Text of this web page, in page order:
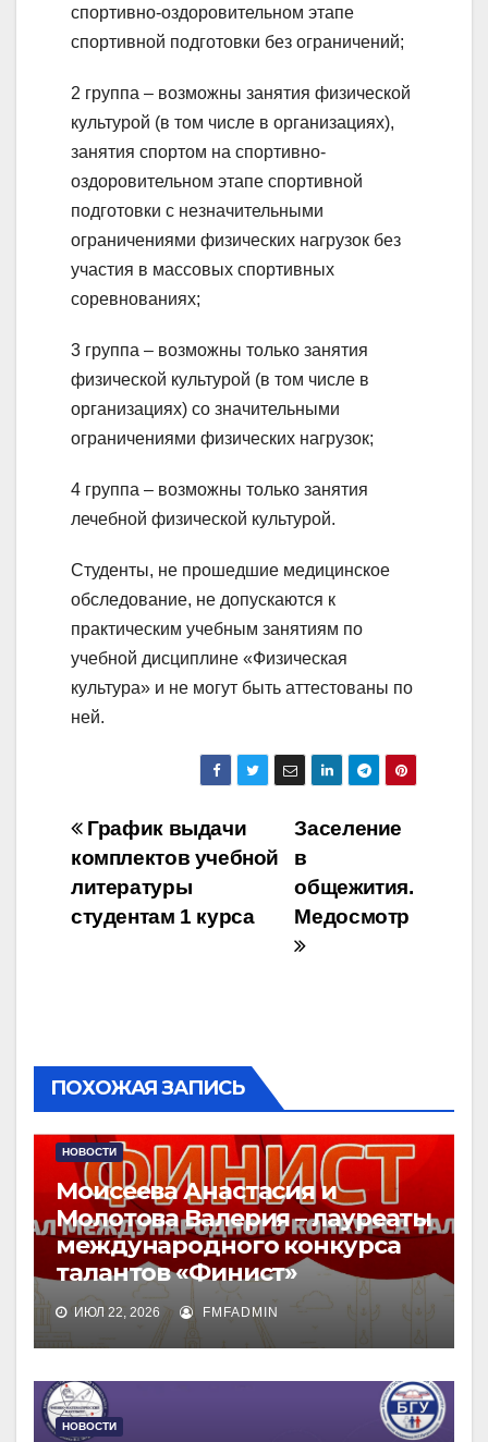
спортивно-оздоровительном этапе
спортивной подготовки без ограничений;
2 группа – возможны занятия физической
культурой (в том числе в организациях),
занятия спортом на спортивно-
оздоровительном этапе спортивной
подготовки с незначительными
ограничениями физических нагрузок без
участия в массовых спортивных
соревнованиях;
3 группа – возможны только занятия
физической культурой (в том числе в
организациях) со значительными
ограничениями физических нагрузок;
4 группа – возможны только занятия
лечебной физической культурой.
Студенты, не прошедшие медицинское
обследование, не допускаются к
практическим учебным занятиям по
учебной дисциплине «Физическая
культура» и не могут быть аттестованы по
ней.
Навигация
по
записям
Заселение
в
общежития.
Медосмотр
График выдачи
комплектов учебной
литературы
студентам 1 курса
ПОХОЖАЯ ЗАПИСЬ
НОВОСТИ
Моисеева Анастасия и
Молотова Валерия – лауреаты
международного конкурса
талантов «Финист»
ИЮЛ 22, 2026 FMFADMIN
НОВОСТИ